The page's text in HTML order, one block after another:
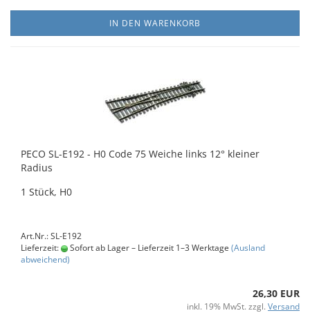
IN DEN WARENKORB
PECO SL-E192 - H0 Code 75 Weiche links 12° kleiner
Radius
1 Stück, H0
Art.Nr.: SL-E192
Lieferzeit:
Sofort ab Lager – Lieferzeit 1–3 Werktage (Ausland
abweichend)
26,30 EUR
inkl. 19% MwSt. zzgl. Versand